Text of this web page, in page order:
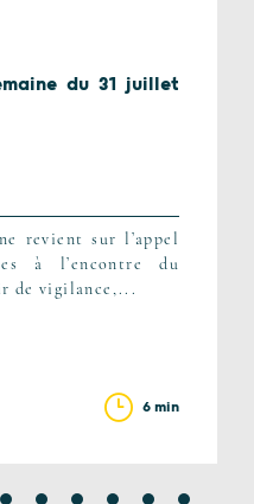
du 31 juillet
revient sur l’appel
à l’encontre du
de vigilance,...
6 min